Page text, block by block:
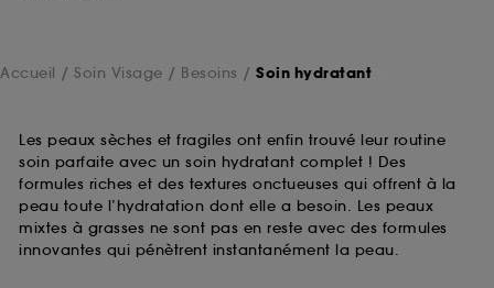
Accueil Soin Visage Besoins Soin hydratant
Les peaux sèches et fragiles ont enfin trouvé leur routine
soin parfaite avec un soin hydratant complet ! Des
formules riches et des textures onctueuses qui offrent à la
peau toute l’hydratation dont elle a besoin. Les peaux
mixtes à grasses ne sont pas en reste avec des formules
innovantes qui pénètrent instantanément la peau.